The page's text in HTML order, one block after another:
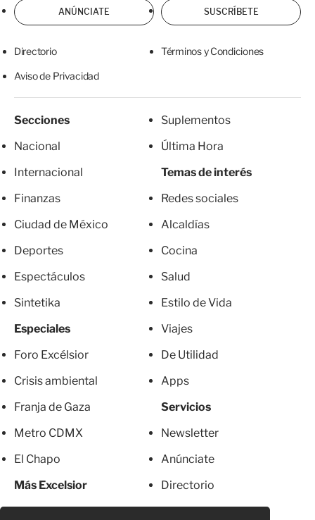
ANÚNCIATE SUSCRÍBETE
Directorio Términos y Condiciones
Aviso de Privacidad
Secciones
Nacional
Internacional
Finanzas
Ciudad de México
Deportes
Espectáculos
Sintetika
Especiales
Foro Excélsior
Crisis ambiental
Franja de Gaza
Metro CDMX
El Chapo
Más Excelsior
Suplementos
Última Hora
Temas de interés
Redes sociales
Alcaldías
Cocina
Salud
Estilo de Vida
Viajes
De Utilidad
Apps
Servicios
Newsletter
Anúnciate
Directorio